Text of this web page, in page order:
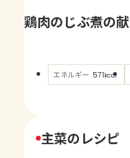
AJINOMOTO PARK と
鶏肉のじぶ煮の
エネルギー 571kcal
主菜のレシピ